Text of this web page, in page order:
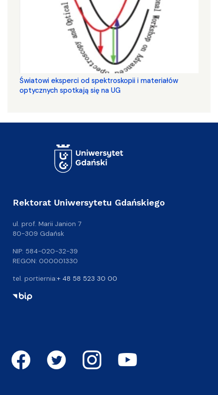
Światowi eksperci od spektroskopii i materiałów
optycznych spotkają się na UG
Rektorat Uniwersytetu Gdańskiego
ul. prof. Marii Janion 7
80-309 Gdańsk
NIP: 584-020-32-39
REGON: 000001330
tel. portiernia:+ 48 58 523 30 00